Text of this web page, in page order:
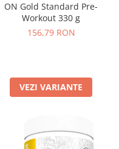
ON Gold Standard Pre-
Workout 330 g
156,79 RON
VEZI VARIANTE